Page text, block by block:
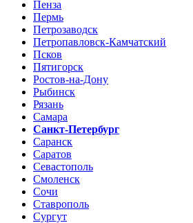
Пенза
Пермь
Петрозаводск
Петропавловск-Камчатский
Псков
Пятигорск
Ростов-на-Дону
Рыбинск
Рязань
Самара
Санкт-Петербург
Саранск
Саратов
Севастополь
Смоленск
Сочи
Ставрополь
Сургут